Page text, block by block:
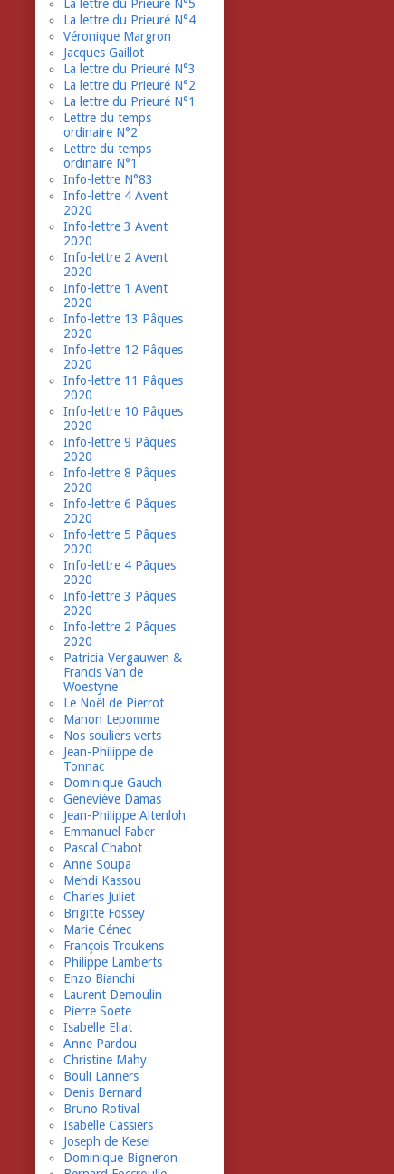
La lettre du Prieuré N°5
La lettre du Prieuré N°4
Véronique Margron
Jacques Gaillot
La lettre du Prieuré N°3
La lettre du Prieuré N°2
La lettre du Prieuré N°1
Lettre du temps
ordinaire N°2
Lettre du temps
ordinaire N°1
Info-lettre N°83
Info-lettre 4 Avent
2020
Info-lettre 3 Avent
2020
Info-lettre 2 Avent
2020
Info-lettre 1 Avent
2020
Info-lettre 13 Pâques
2020
Info-lettre 12 Pâques
2020
Info-lettre 11 Pâques
2020
Info-lettre 10 Pâques
2020
Info-lettre 9 Pâques
2020
Info-lettre 8 Pâques
2020
Info-lettre 6 Pâques
2020
Info-lettre 5 Pâques
2020
Info-lettre 4 Pâques
2020
Info-lettre 3 Pâques
2020
Info-lettre 2 Pâques
2020
Patricia Vergauwen &
Francis Van de
Woestyne
Le Noël de Pierrot
Manon Lepomme
Nos souliers verts
Jean-Philippe de
Tonnac
Dominique Gauch
Geneviève Damas
Jean-Philippe Altenloh
Emmanuel Faber
Pascal Chabot
Anne Soupa
Mehdi Kassou
Charles Juliet
Brigitte Fossey
Marie Cénec
François Troukens
Philippe Lamberts
Enzo Bianchi
Laurent Demoulin
Pierre Soete
Isabelle Eliat
Anne Pardou
Christine Mahy
Bouli Lanners
Denis Bernard
Bruno Rotival
Isabelle Cassiers
Joseph de Kesel
Dominique Bigneron